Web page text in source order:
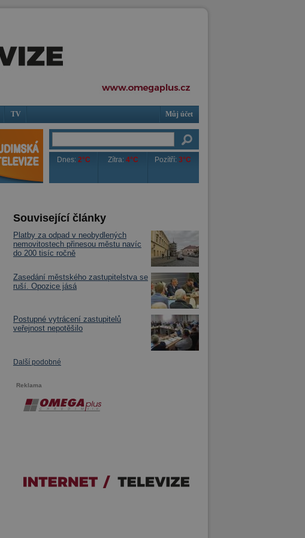
TV Můj účet
Dnes:2°C Zítra:4°C Pozítří: 3°C
Související články
Platby za odpad v neobydlených
nemovitostech přinesou městu navíc
do 200 tisíc ročně
Zasedání městského zastupitelstva se
ruší. Opozice jásá
Postupné vytrácení zastupitelů
veřejnost nepotěšilo
Další podobné
Reklama